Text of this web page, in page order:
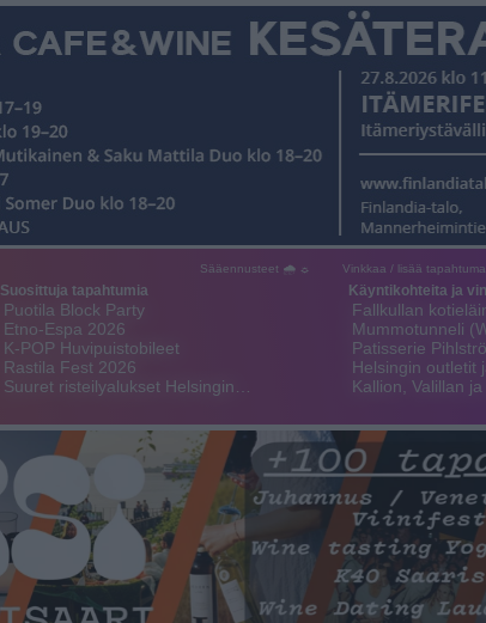
Sääennusteet 🌧 ☼ Vinkkaa / lisää tapahtuma
Suosittuja tapahtumia
Puotila Block Party
Etno-Espa 2026
K-POP Huvipuistobileet
Rastila Fest 2026
Suuret risteilyalukset Helsingin…
Käyntikohteita ja
Fallkullan
Mummotunneli
Patisserie
Helsingin outletit
Kallion, Valillan